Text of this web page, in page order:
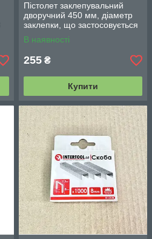
Пістолет заклепувальний
дворучний 450 мм, діаметр
заклепки, що застосовується
3.2; 4; 4.8 мм INTERTOOL
RT-0008
В наявності
255 ₴
Купити